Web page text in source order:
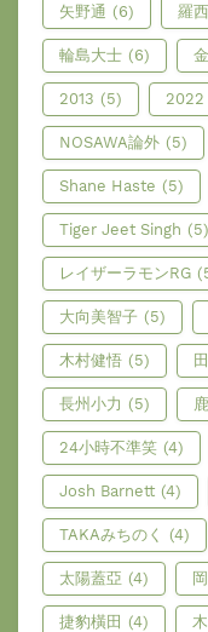
矢野通 (6) 羅
輪島大士 (6)
2013 (5) 2022
NOSAWA論外 (5)
Shane Haste (5)
Tiger Jeet Singh (5)
レイザーラモンRG
大向美智子 (5)
木村健悟 (5)
長州小力 (5)
24小時不準笑 (4)
Josh Barnett (4)
TAKAみちのく (4)
太陽蓋亞 (4)
捷豹橫田 (4)